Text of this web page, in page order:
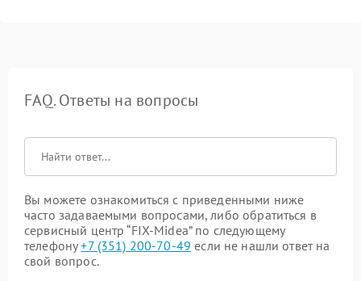
FAQ. Ответы на вопросы
Вы можете ознакомиться с приведенными ниже
часто задаваемыми вопросами, либо обратиться в
сервисный центр “FIX-Midea” по следующему
телефону+7 (351) 200-70-49 если не нашли ответ на
свой вопрос.